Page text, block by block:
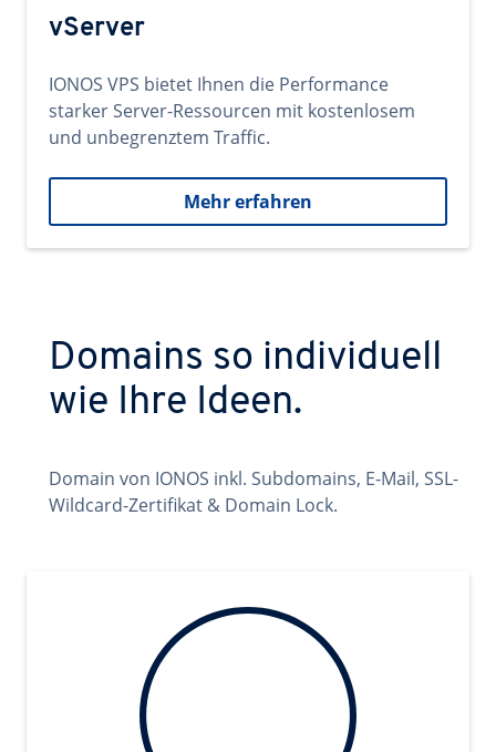
vServer
IONOS VPS bietet Ihnen die Performance
starker Server-Ressourcen mit kostenlosem
und unbegrenztem Traffic.
Mehr erfahren
Domains so individuell
wie Ihre Ideen.
Domain von IONOS inkl. Subdomains, E-Mail, SSL-
Wildcard-Zertifikat & Domain Lock.